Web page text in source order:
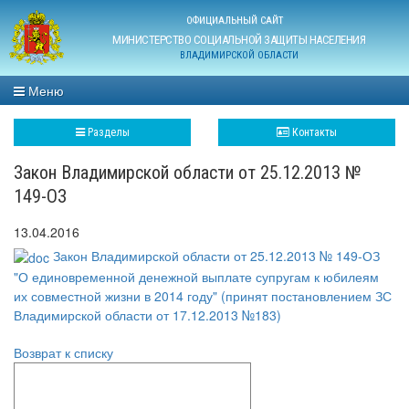
ОФИЦИАЛЬНЫЙ САЙТ
МИНИСТЕРСТВО СОЦИАЛЬНОЙ ЗАЩИТЫ НАСЕЛЕНИЯ
ВЛАДИМИРСКОЙ ОБЛАСТИ
Меню
Разделы Контакты
Закон Владимирской области от 25.12.2013 №
149-ОЗ
13.04.2016
Закон Владимирской области от 25.12.2013 № 149-ОЗ
"О единовременной денежной выплате супругам к юбилеям
их совместной жизни в 2014 году" (принят постановлением ЗС
Владимирской области от 17.12.2013 №183)
Возврат к списку